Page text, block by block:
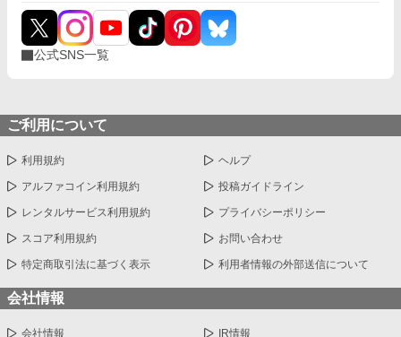
公式SNS一覧
ご利用について
利用規約 ヘルプ
アルファコイン利用規約 投稿ガイドライン
レンタルサービス利用規約 プライバシーポリシー
スコア利用規約 お問い合わせ
特定商取引法に基づく表示 利用者情報の外部送信について
会社情報
会社情報 IR情報